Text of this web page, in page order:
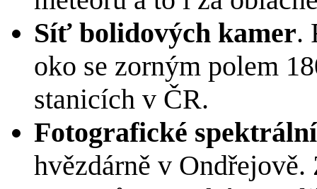
Síť bolidových kamer.
oko se zorným polem
stanicích v ČR.
Fotografické
hvězdárně v